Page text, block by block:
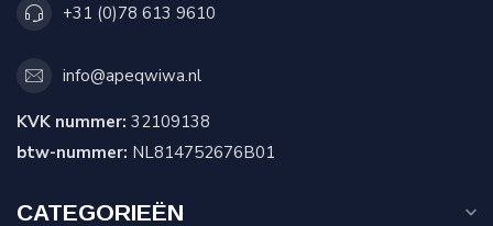
+31 (0)78 613 9610
info@apeqwiwa.nl
KVK nummer: 32109138
btw-nummer: NL814752676B01
CATEGORIEËN